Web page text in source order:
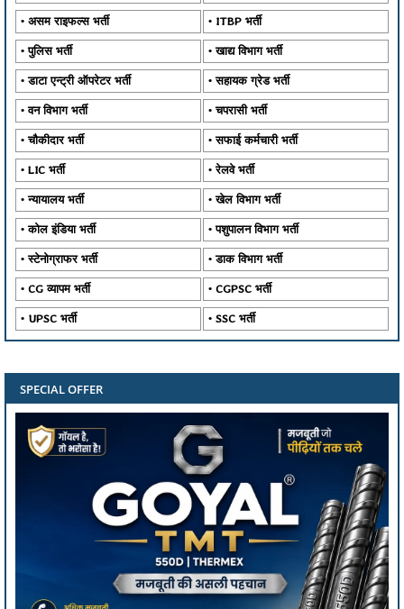
असम राइफल्स भर्ती ITBP भर्ती
पुलिस भर्ती खाद्य विभाग भर्ती
डाटा एन्ट्री ऑपरेटर भर्ती सहायक ग्रेड भर्ती
वन विभाग भर्ती चपरासी भर्ती
चौकीदार भर्ती सफाई कर्मचारी भर्ती
LIC भर्ती रेलवे भर्ती
न्यायालय भर्ती खेल विभाग भर्ती
कोल इंडिया भर्ती पशुपालन विभाग भर्ती
स्टेनोग्राफर भर्ती डाक विभाग भर्ती
CG व्यापम भर्ती CGPSC भर्ती
UPSC भर्ती SSC भर्ती
SPECIAL OFFER